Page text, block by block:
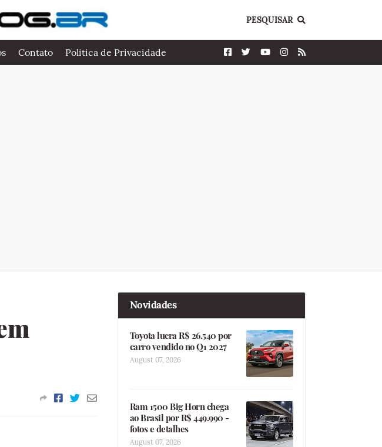
PESQUISAR
Contato Politica de Privacidade
Novidades
Toyota lucra R$ 26.540 por
carro vendido no Q1 2027
August 07, 2026
Ram 1500 Big Horn chega
ao Brasil por R$ 449.990 -
fotos e detalhes
August 07, 2026